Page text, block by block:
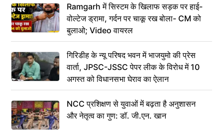
Ramgarh में सिस्टम के खिलाफ सड़क पर हाई-
वोल्टेज ड्रामा, गर्दन पर चाकू रख बोला- CM को
बुलाओ; Video वायरल
गिरिडीह के न्यू परिषद भवन में भाजयुमो की प्रेस
वार्ता, JPSC-JSSC पेपर लीक के विरोध में 10
अगस्त को विधानसभा घेराव का ऐलान
NCC प्रशिक्षण से युवाओं में बढ़ता है अनुशासन
और नेतृत्व का गुण: डॉ. जी.एन. खान